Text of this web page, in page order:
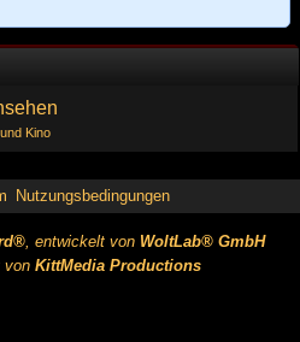
Kino
Nutzungsbedingungen
, entwickelt von WoltLab® GmbH
von KittMedia Productions